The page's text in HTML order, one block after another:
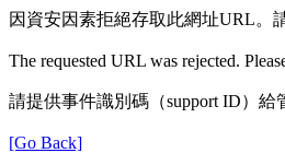
因資安因素拒絕存取此網址URL。
The requested URL was rejected.
請提供事件識別碼（support ID）給
[Go Back]